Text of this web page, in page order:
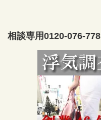
相談専用0120-076-778